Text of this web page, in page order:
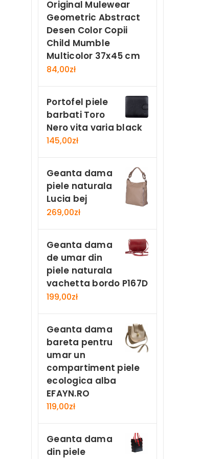
Original Mulewear
Geometric Abstract
Desen Color Copii
Child Mumble
Multicolor 37x45 cm
84,00zł
Portofel piele
barbati Toro
Nero vita varia black
145,00zł
Geanta dama
piele naturala
Lucia bej
269,00zł
Geanta dama
de umar din
piele naturala
vachetta bordo P167D
199,00zł
Geanta dama
bareta pentru
umar un
compartiment piele
ecologica alba
EFAYN.RO
119,00zł
Geanta dama
din piele